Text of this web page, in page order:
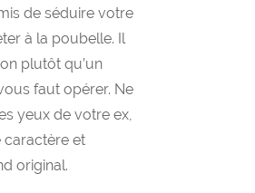
de séduire votre
à la poubelle. Il
plutôt qu’un
faut opérer. Ne
yeux de votre ex,
et
original.